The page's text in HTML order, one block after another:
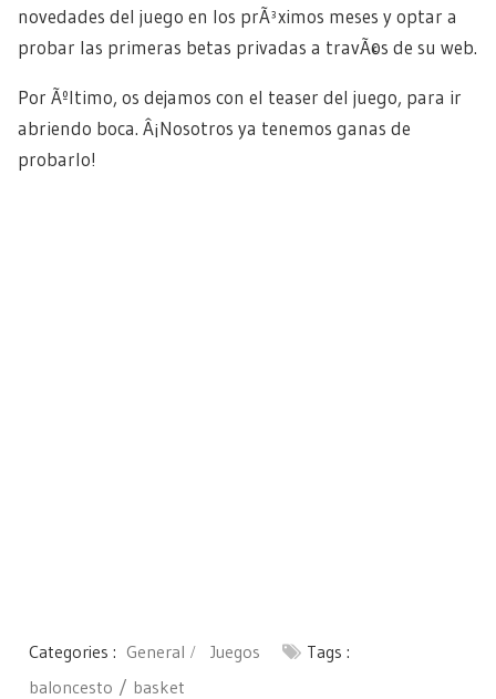
novedades del juego en los prÃ³ximos meses y optar a
probar las primeras betas privadas a travÃ©s de su web.
Por Ãºltimo, os dejamos con el teaser del juego, para ir
abriendo boca. Â¡Nosotros ya tenemos ganas de
probarlo!
Categories : General Juegos
Tags :
baloncesto
basket